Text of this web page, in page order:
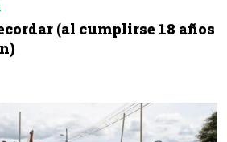
(al cumplirse 18 años